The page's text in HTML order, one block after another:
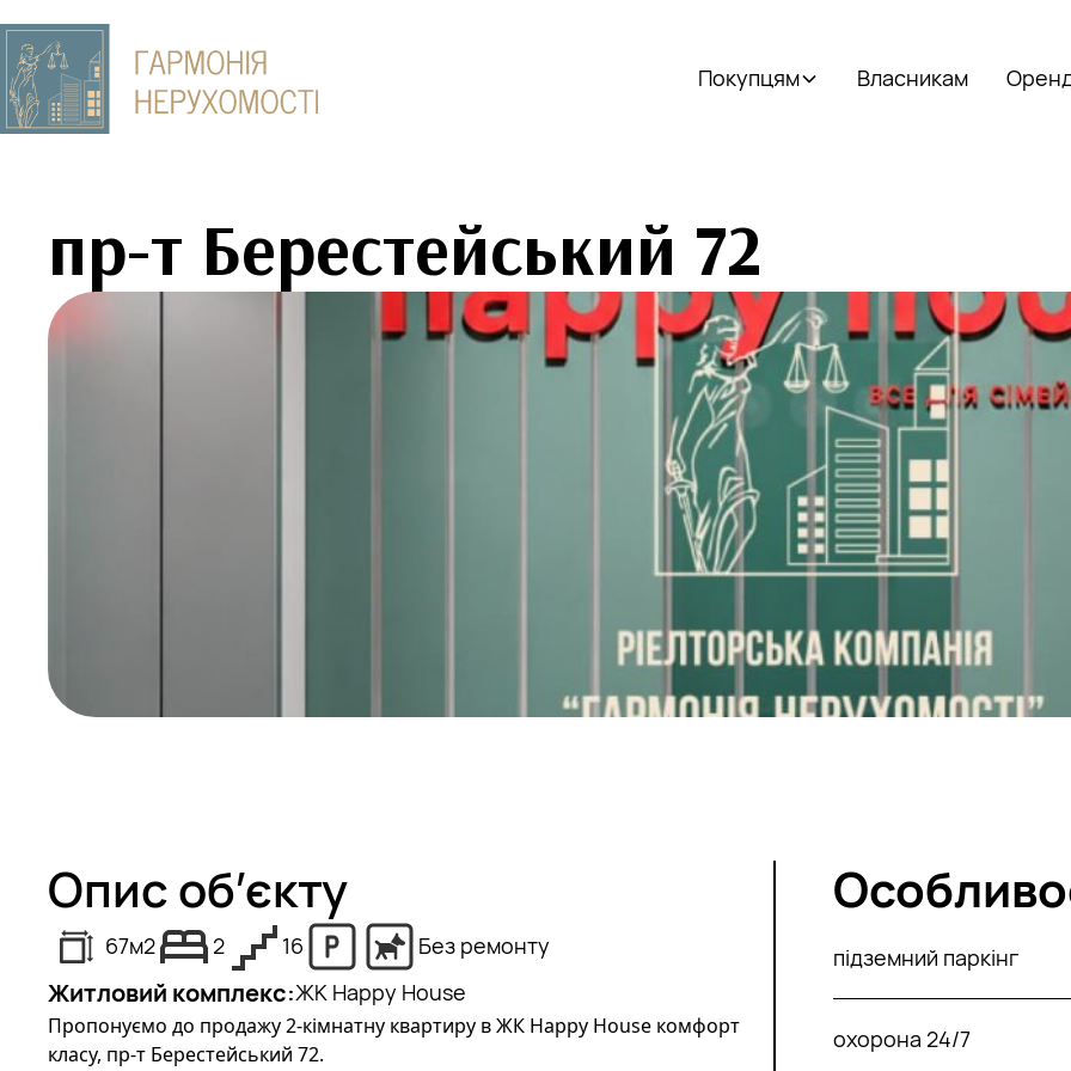
Покупцям Власникам
пр-т Берестейський 72
Опис об’єкту
67м2 2 16 Без ремонту
Житловий комплекс:ЖК Happy House
Пропонуємо до продажу 2-кімнатну квартиру в ЖК Happy House комфорт
класу, пр-т Берестейський 72.
підземний паркінг
охорона 24/7